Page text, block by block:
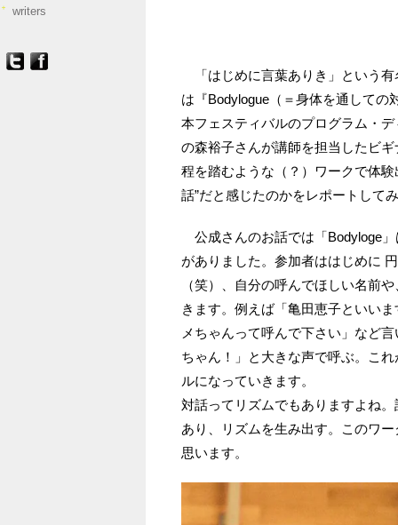
＋ writers
「はじめに言葉ありき」という
は『Bodylogue（＝身体を通しての
本フェスティバルのプログラム・
の森裕子さんが講師を担当したビ
程を踏むような（？）ワークで体
話”だと感じたのかをレポートして
公成さんのお話では「Bodyloge
がありました。参加者ははじめに
（笑）、自分の呼んでほしい名前
きます。例えば「亀田恵子といい
メちゃんって呼んで下さい」など
ちゃん！」と大きな声で呼ぶ。こ
ルになっていきます。
対話ってリズムでもありますよね
あり、リズムを生み出す。このワ
思います。